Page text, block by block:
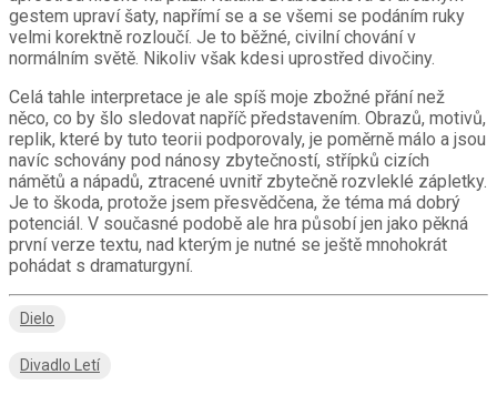
gestem upraví šaty, napřímí se a se všemi se podáním ruky
velmi korektně rozloučí. Je to běžné, civilní chování v
normálním světě. Nikoliv však kdesi uprostřed divočiny.
Celá tahle interpretace je ale spíš moje zbožné přání než
něco, co by šlo sledovat napříč představením. Obrazů, motivů,
replik, které by tuto teorii podporovaly, je poměrně málo a jsou
navíc schovány pod nánosy zbytečností, střípků cizích
námětů a nápadů, ztracené uvnitř zbytečně rozvleklé zápletky.
Je to škoda, protože jsem přesvědčena, že téma má dobrý
potenciál. V současné podobě ale hra působí jen jako pěkná
první verze textu, nad kterým je nutné se ještě mnohokrát
pohádat s dramaturgyní.
Dielo
Divadlo Letí